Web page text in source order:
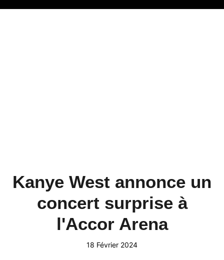
Kanye West annonce un
concert surprise à
l'Accor Arena
18 Février 2024